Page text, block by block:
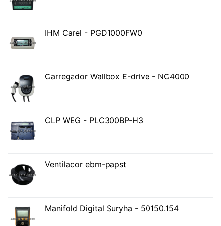
IHM Carel - PGD1000FW0
Carregador Wallbox E-drive - NC4000
CLP WEG - PLC300BP-H3
Ventilador ebm-papst
Manifold Digital Suryha - 50150.154